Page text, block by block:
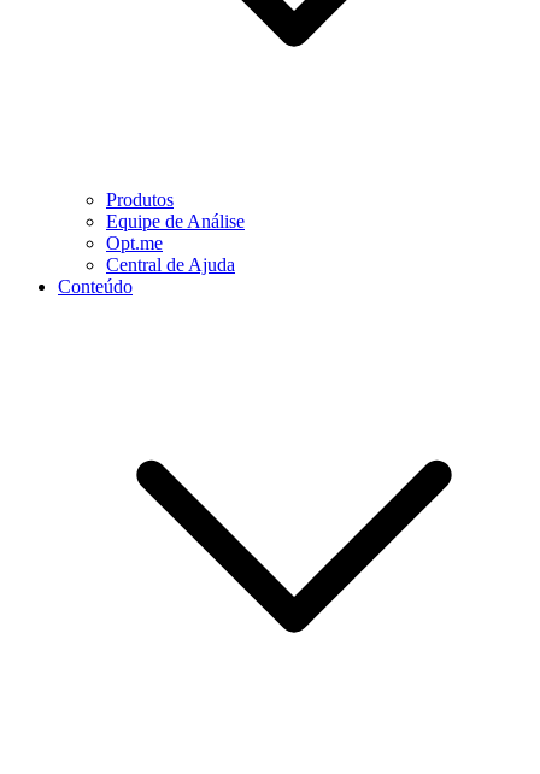
Produtos
Equipe de Análise
Opt.me
Central de Ajuda
Conteúdo